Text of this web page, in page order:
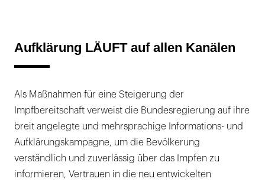
Aufklärung LÄUFT auf allen Kanälen
Als Maßnahmen für eine Steigerung der
Impfbereitschaft verweist die Bundesregierung auf ihre
breit angelegte und mehrsprachige Informations- und
Aufklärungskampagne, um die Bevölkerung
verständlich und zuverlässig über das Impfen zu
informieren, Vertrauen in die neu entwickelten